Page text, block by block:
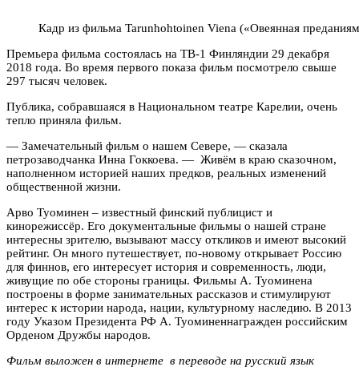
Кадр из фильма Tarunhohtoinen Viena («Овеянная
Премьера фильма состоялась на ТВ-1 Финляндии 29 декабря
2018 года. Во время первого показа фильм посмотрело свыше
297 тысяч человек.
Публика, собравшаяся в Национальном театре Карелии, очень
тепло приняла фильм.
— Замечательный фильм о нашем Севере, — сказала
петрозаводчанка Инна Гоккоева. — Живём в краю сказочном,
наполненном историей наших предков, реальных изменений
общественной жизни.
Арво Туоминен – известный финский публицист и
кинорежиссёр. Его документальные фильмы о нашей стране
интересны зрителю, вызывают массу откликов и имеют высокий
рейтинг. Он много путешествует, по-новому открывает Россию
для финнов, его интересует история и современность, люди,
живущие по обе стороны границы. Фильмы А. Туоминена
построены в форме занимательных рассказов и стимулируют
интерес к истории народа, нации, культурному наследию. В 2013
году Указом Президента РФ А. Туоминеннагражден российским
Орденом Дружбы народов.
Фильм выложен в интернете в переводе на русский язык